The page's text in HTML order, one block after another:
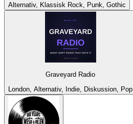
Alternativ, Klassisk Rock, Punk, Gothic
Graveyard Radio
London, Alternativ, Indie, Diskussion, Pop